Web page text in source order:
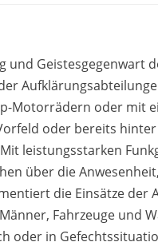
und Geistesgegenwart
Motorrädern oder mit
oder bereits
leistungsstarken
über die
die Einsätze der
Fahrzeuge und
oder in